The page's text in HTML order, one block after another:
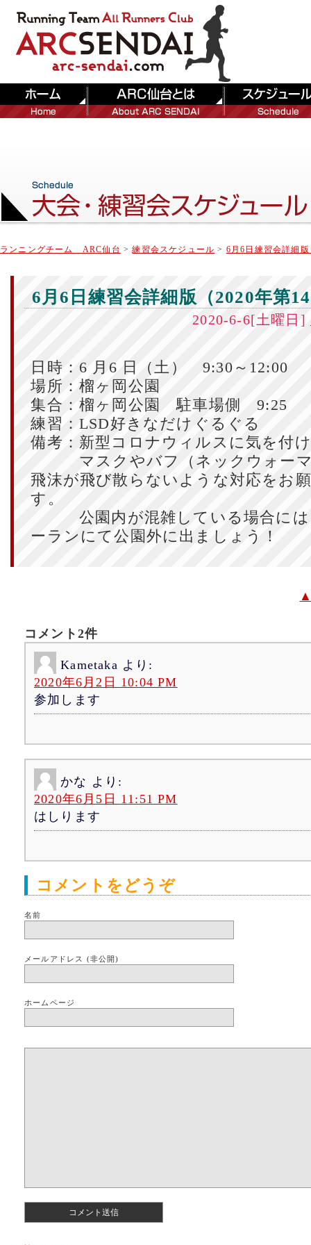
ランニングチーム ARC仙台 >練習会スケジュール > 6月6日練習会詳細
6月6日練習会詳細版（2020年第
2020-6-6[土曜日]
日時：6 月6 日（土） 9:30～12:00
場所：榴ヶ岡公園
集合：榴ヶ岡公園 駐車場側 9:25
練習：LSD好きなだけぐるぐる
備考：新型コロナウィルスに気を付
マスクやバフ（ネックウォーマ
飛沫が飛び散らないような対応をお
す。
公園内が混雑している場合には
ーランにて公園外に出ましょう！
コメント2件
Kametaka より:
2020年6月2日 10:04 PM
参加します
かな より:
2020年6月5日 11:51 PM
はしります
コメントをどうぞ
名前
メールアドレス (非公開)
ホームページ